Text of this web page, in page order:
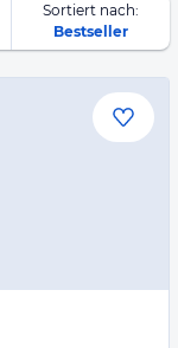
Sortiert nach:
Bestseller